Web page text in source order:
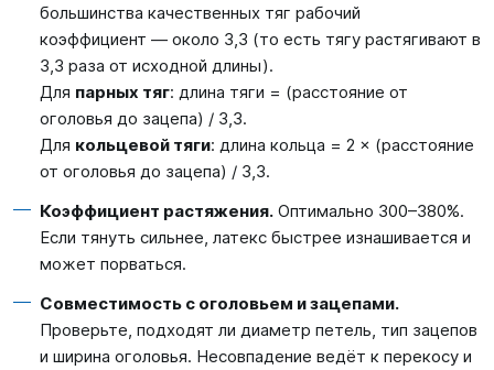
большинства качественных тяг рабочий
коэффициент — около 3,3 (то есть тягу растягивают в
3,3 раза от исходной длины).
Для парных тяг: длина тяги = (расстояние от
оголовья до зацепа) / 3,3.
Для кольцевой тяги: длина кольца = 2 × (расстояние
от оголовья до зацепа) / 3,3.
Коэффициент растяжения. Оптимально 300–380%.
Если тянуть сильнее, латекс быстрее изнашивается и
может порваться.
Совместимость с оголовьем и зацепами.
Проверьте, подходят ли диаметр петель, тип зацепов
и ширина оголовья. Несовпадение ведёт к перекосу и